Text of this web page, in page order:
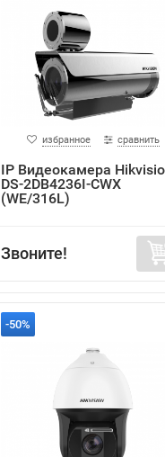
избранное сравнить
IP Видеокамера
DS-2DB4236I-CWX
(WE/316L)
Звоните!
-50%